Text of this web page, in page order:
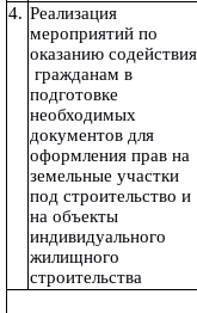
4. Реализация
мероприятий по
оказанию содействия
гражданам в
подготовке
необходимых
документов для
оформления прав на
земельные участки
под строительство и
на объекты
индивидуального
жилищного
строительства
Раздел 2